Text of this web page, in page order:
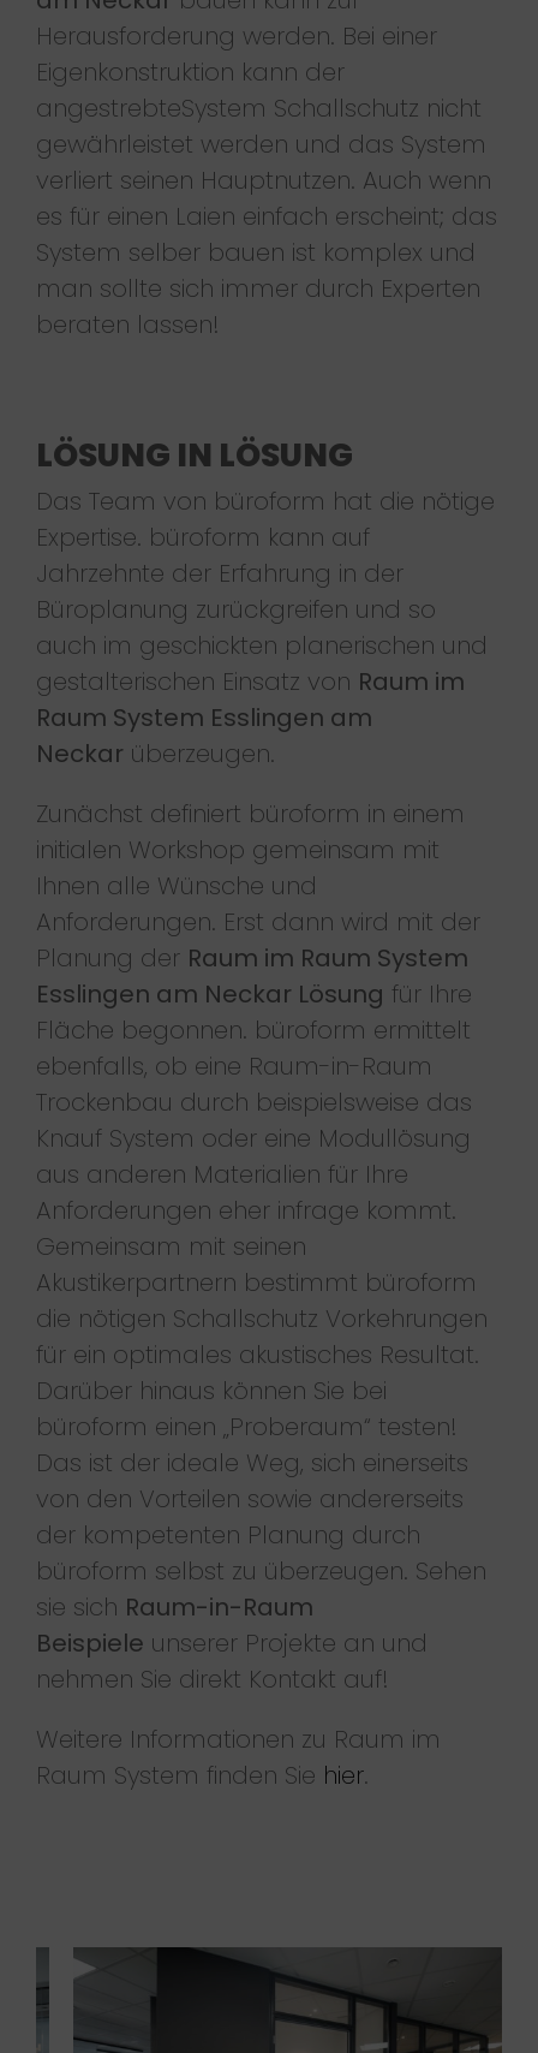
Herausforderung werden. Bei einer
Eigenkonstruktion kann der
angestrebteSystem Schallschutz nicht
gewährleistet werden und das System
verliert seinen Hauptnutzen. Auch wenn
es für einen Laien einfach erscheint; das
System selber bauen ist komplex und
man sollte sich immer durch Experten
beraten lassen!
LÖSUNG IN LÖSUNG
Das Team von büroform hat die nötige
Expertise. büroform kann auf
Jahrzehnte der Erfahrung in der
Büroplanung zurückgreifen und so
auch im geschickten planerischen und
gestalterischen Einsatz von Raum im
Raum System Esslingen am
Neckar überzeugen.
Zunächst definiert büroform in einem
initialen Workshop gemeinsam mit
Ihnen alle Wünsche und
Anforderungen. Erst dann wird mit der
Planung der Raum im Raum System
Esslingen am Neckar Lösung für Ihre
Fläche begonnen. büroform ermittelt
ebenfalls, ob eine Raum-in-Raum
Trockenbau durch beispielsweise das
Knauf System oder eine Modullösung
aus anderen Materialien für Ihre
Anforderungen eher infrage kommt.
Gemeinsam mit seinen
Akustikerpartnern bestimmt büroform
die nötigen Schallschutz Vorkehrungen
für ein optimales akustisches Resultat.
Darüber hinaus können Sie bei
büroform einen „Proberaum“ testen!
Das ist der ideale Weg, sich einerseits
von den Vorteilen sowie andererseits
der kompetenten Planung durch
büroform selbst zu überzeugen. Sehen
sie sich Raum-in-Raum
Beispiele unserer Projekte an und
nehmen Sie direkt Kontakt auf!
Weitere Informationen zu Raum im
Raum System finden Sie hier.